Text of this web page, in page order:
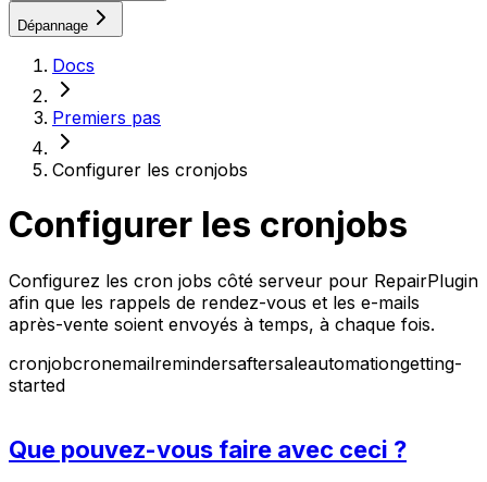
Dépannage
Docs
Premiers pas
Configurer les cronjobs
Configurer les cronjobs
Configurez les cron jobs côté serveur pour RepairPlugin
afin que les rappels de rendez-vous et les e-mails
après-vente soient envoyés à temps, à chaque fois.
cronjobcronemailremindersaftersaleautomationgetting-
started
Que pouvez-vous faire avec ceci ?